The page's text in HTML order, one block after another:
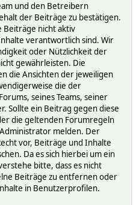
und den Betreibern
der Beiträge zu bestätigen.
Beiträge nicht aktiv
verantwortlich sind. Wir
oder Nützlichkeit der
gewährleisten. Die
die Ansichten der jeweiligen
die der
seines Teams, seiner
Sollte ein Beitrag gegen diese
die geltenden Forumregeln
melden. Der
vor, Beiträge und Inhalte
Da es sich hierbei um ein
bitte, dass es nicht
Beiträge zu entfernen oder
in Benutzerprofilen.